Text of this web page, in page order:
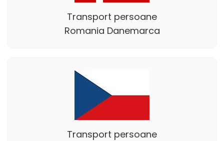
Transport persoane
Romania Danemarca
Transport persoane